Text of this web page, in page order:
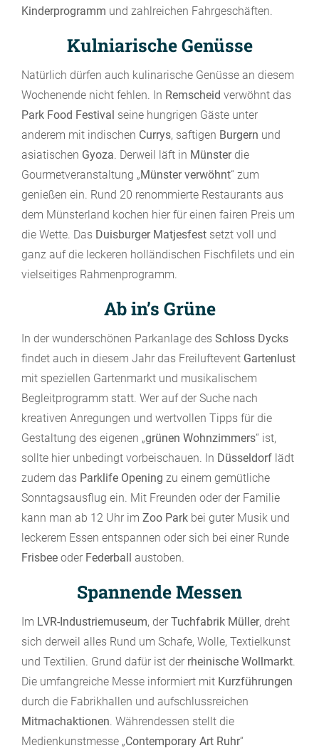
Kinderprogramm und zahlreichen Fahrgeschäften.
Kulniarische Genüsse
Natürlich dürfen auch kulinarische Genüsse an diesem
Wochenende nicht fehlen. In Remscheid verwöhnt das
Park Food Festival seine hungrigen Gäste unter
anderem mit indischen Currys, saftigen Burgern und
asiatischen Gyoza. Derweil läft in Münsterdie
Gourmetveranstaltung „Münster verwöhnt“ zum
genießen ein. Rund 20 renommierte Restaurants aus
dem Münsterland kochen hier für einen fairen Preis um
die Wette. Das Duisburger Matjesfest setzt voll und
ganz auf die leckeren holländischen Fischfilets und ein
vielseitiges Rahmenprogramm.
Ab in’s Grüne
In der wunderschönen Parkanlage des Schloss Dycks
findet auch in diesem Jahr das Freiluftevent Gartenlust
mit speziellen Gartenmarkt und musikalischem
Begleitprogramm statt. Wer auf der Suche nach
kreativen Anregungen und wertvollen Tipps für die
Gestaltung des eigenen „grünen Wohnzimmers“ ist,
sollte hier unbedingt vorbeischauen. In Düsseldorf lädt
zudem das Parklife Opening zu einem gemütliche
Sonntagsausflug ein. Mit Freunden oder der Familie
kann man ab 12 Uhr im Zoo Park bei guter Musik und
leckerem Essen entspannen oder sich bei einer Runde
Frisbee oder Federball austoben.
Spannende Messen
Im LVR-Industriemuseum, der Tuchfabrik Müller, dreht
sich derweil alles Rund um Schafe, Wolle, Textielkunst
und Textilien. Grund dafür ist der rheinische Wollmarkt.
Die umfangreiche Messe informiert mit Kurzführungen
durch die Fabrikhallen und aufschlussreichen
Mitmachaktionen. Währendessen stellt die
Medienkunstmesse „Contemporary Art Ruhr“